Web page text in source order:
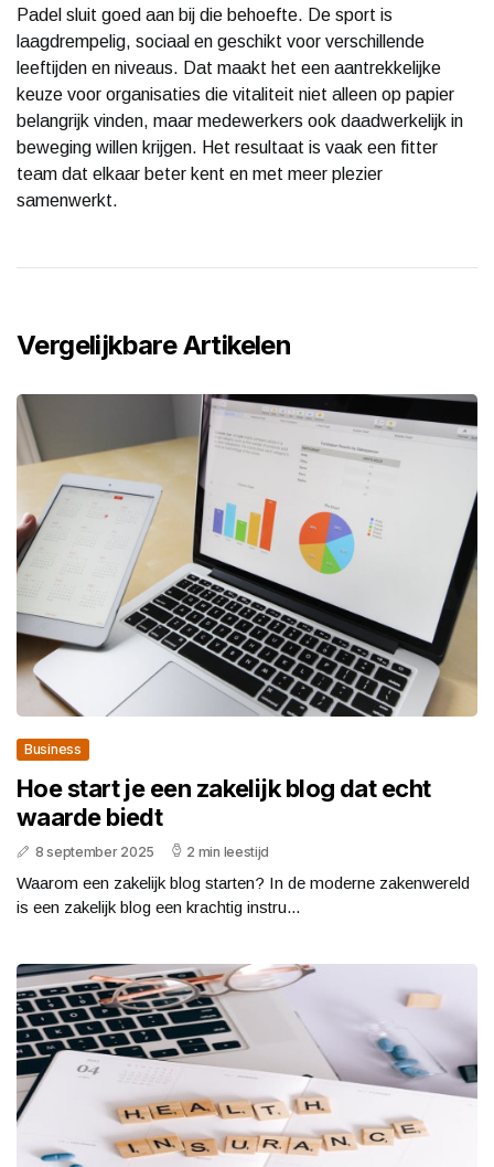
Padel sluit goed aan bij die behoefte. De sport is
laagdrempelig, sociaal en geschikt voor verschillende
leeftijden en niveaus. Dat maakt het een aantrekkelijke
keuze voor organisaties die vitaliteit niet alleen op papier
belangrijk vinden, maar medewerkers ook daadwerkelijk in
beweging willen krijgen. Het resultaat is vaak een fitter
team dat elkaar beter kent en met meer plezier
samenwerkt.
Vergelijkbare Artikelen
Business
Hoe start je een zakelijk blog dat echt
waarde biedt
8 september 2025 2 min leestijd
Waarom een zakelijk blog starten? In de moderne zakenwereld
is een zakelijk blog een krachtig instru...